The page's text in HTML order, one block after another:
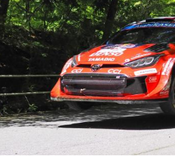
Untermenü
Untermenü